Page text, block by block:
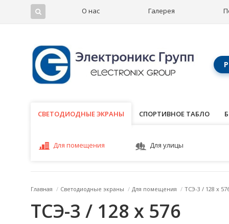
О нас Галерея
СВЕТОДИОДНЫЕ ЭКРАНЫ
СВЕТОДИОДНЫЕ ЭКРАНЫ СПОРТИВНОЕ ТАБЛО
Для помещения Для улицы
Главная / Светодиодные экраны / Для помещения / ТСЭ-3 / 128 x
ТСЭ-3 / 128 x 576